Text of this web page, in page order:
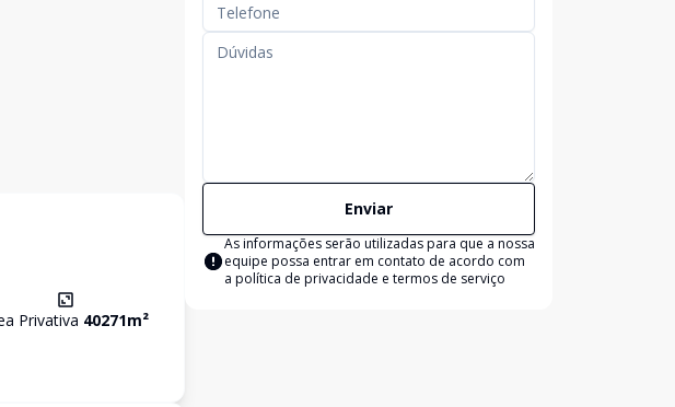
Privativa 40271m²
Enviar
As informações serão utilizadas para que a nossa
equipe possa entrar em contato de acordo com
a política de privacidade e termos de serviço